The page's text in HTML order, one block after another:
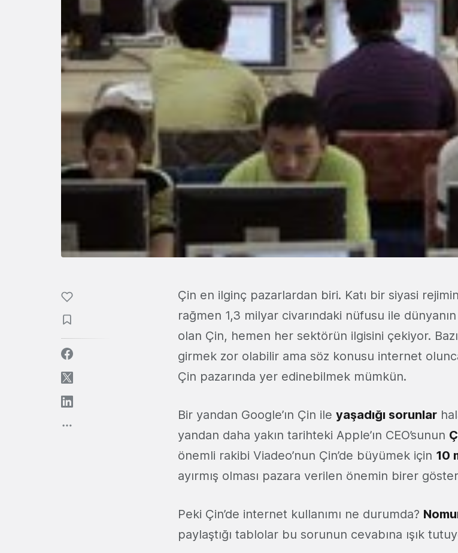
Çin en ilginç pazarlardan biri. Katı bir siyasi
rağmen 1,3 milyar civarındaki nüfusu ile
olan Çin, hemen her sektörün ilgisini çekiyor.
girmek zor olabilir ama söz konusu internet
Çin pazarında yer edinebilmek mümkün.
Bir yandan Google’ın Çin ile yaşadığı sorunlar
yandan daha yakın tarihteki Apple’ın CEO’sunun
önemli rakibi Viadeo’nun Çin’de büyümek için 10
ayırmış olması pazara verilen önemin birer
Peki Çin’de internet kullanımı ne durumda?
paylaştığı tablolar bu sorunun cevabına ışık